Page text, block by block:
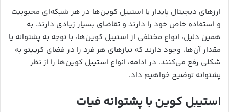
ارزهای دیجیتال پایدار یا استیبل کوین‌ها در هر شبکه‌ای محبوبیت
و استفاده خاص خود را دارند و تقاضای بسیار زیادی دارند. به
همین دلیل، انواع مختلفی از استیبل کوین‌ها، با توجه به پشتوانه یا
مقدار آن‌ها، وجود دارند که نیازهای هر فرد را در فضای کریپتو به
شکلی رفع می‌کنند. در ادامه، انواع استیبل کوین‌ها را از نظر
پشتوانه توضیح خواهیم داد.
استیبل کوین با پشتوانه فیات